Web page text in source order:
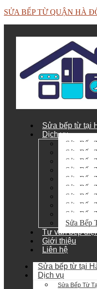
SỬA BẾP TỪ QUẬN HÀ
Sửa bếp từ tại
Dịch vụ
Sửa Bếp
Sửa Bếp
Sửa Bếp
Sửa Bếp
Sửa Bếp
Sửa Bếp
Sửa Bếp
Sửa Bếp
Sửa Bếp
Sửa Bếp
Tư vấn bếp
Giới thiệu
Liên hệ
Sửa bếp từ tại
Dịch vụ
Sửa Bếp Từ